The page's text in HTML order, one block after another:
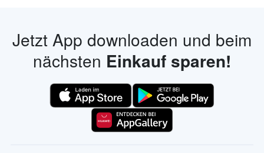
Jetzt App downloaden und beim
nächsten Einkauf sparen!